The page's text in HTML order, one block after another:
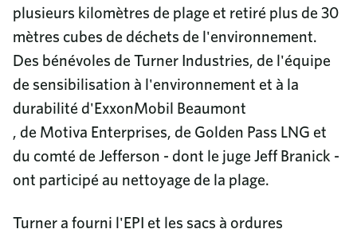
plusieurs kilomètres de plage et retiré plus de 30
mètres cubes de déchets de l'environnement.
Des bénévoles de Turner Industries, de l'équipe
de sensibilisation à l'environnement et à la
durabilité d'ExxonMobil Beaumont
, de Motiva Enterprises, de Golden Pass LNG et
du comté de Jefferson - dont le juge Jeff Branick -
ont participé au nettoyage de la plage.
Turner a fourni l'EPI et les sacs à ordures